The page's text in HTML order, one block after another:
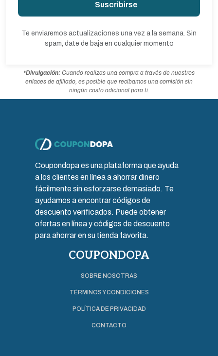
Suscribirse
Te enviaremos actualizaciones una vez a la semana. Sin
spam, date de baja en cualquier momento
*Divulgación: Cuando realizas una compra a través de nuestros
enlaces de afiliado, es posible que recibamos una comisión sin
ningún costo adicional para ti.
Coupondopa es una plataforma que ayuda
a los clientes en línea a ahorrar dinero
fácilmente sin esforzarse demasiado. Te
ayudamos a encontrar códigos de
descuento verificados. Puede obtener
ofertas en línea y códigos de descuento
para ahorrar en su tienda favorita.
COUPONDOPA
SOBRE NOSOTRAS
TÉRMINOS Y CONDICIONES
POLÍTICA DE PRIVACIDAD
CONTACTO